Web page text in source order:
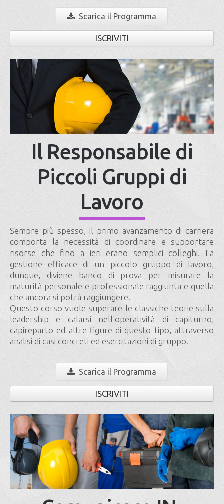
Scarica il Programma
ISCRIVITI
Il Responsabile di
Piccoli Gruppi di
Lavoro
Sempre più spesso, il primo avanzamento di carriera
comporta la necessità di coordinare e supportare
risorse che fino a ieri erano semplici colleghi. La
gestione efficace di un piccolo gruppo di lavoro,
dunque, diviene banco di prova per misurare la
maturità personale e professionale raggiunta e quella
che ancora si potrà raggiungere.
Questo corso vuole superare le classiche teorie sulla
leadership e calarsi nell'operatività di capiturno,
capireparto ed altre figure di questo tipo, attraverso
analisi di casi concreti ed esercitazioni di gruppo.
Scarica il Programma
ISCRIVITI